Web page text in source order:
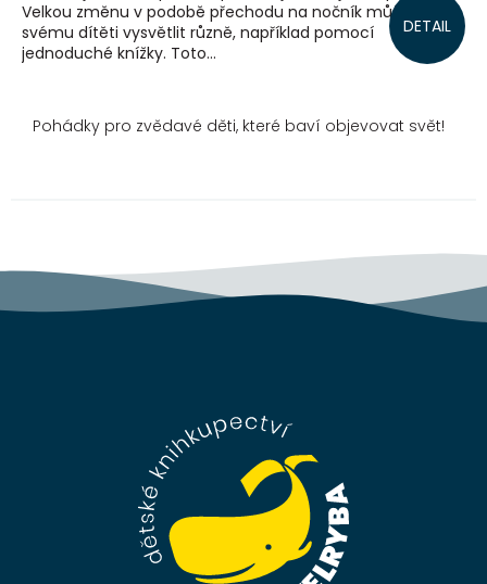
DETAIL
Velkou změnu v podobě přechodu na nočník můžete
svému dítěti vysvětlit různě, například pomocí
jednoduché knížky. Toto...
Pohádky pro zvědavé děti, které baví objevovat svět!